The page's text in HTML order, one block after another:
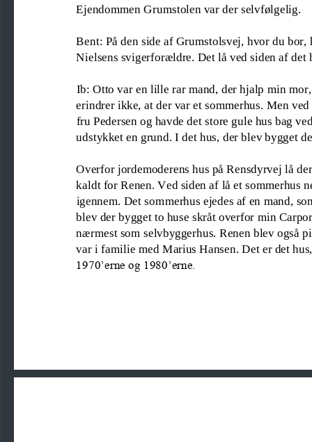
Ejendommen Grumstolen var der selvfølgelig.
Bent: På den side af Grumstolsvej, hvor du bor
Nielsens svigerforældre. Det lå ved siden af det
Ib: Otto var en lille rar mand, der hjalp min
erindrer ikke, at der var et sommerhus. Men
fru Pedersen og havde det store gule hus bag
udstykket en grund. I det hus, der blev bygget
Overfor jordemoderens hus på Rensdyrvej lå de
kaldt for Renen. Ved siden af lå et sommerhus
igennem. Det sommerhus ejedes af en mand,
blev der bygget to huse skråt overfor min
nærmest som selvbyggerhus. Renen blev også
var i familie med Marius Hansen. Det er det hus
1970’erne og 1980’erne.